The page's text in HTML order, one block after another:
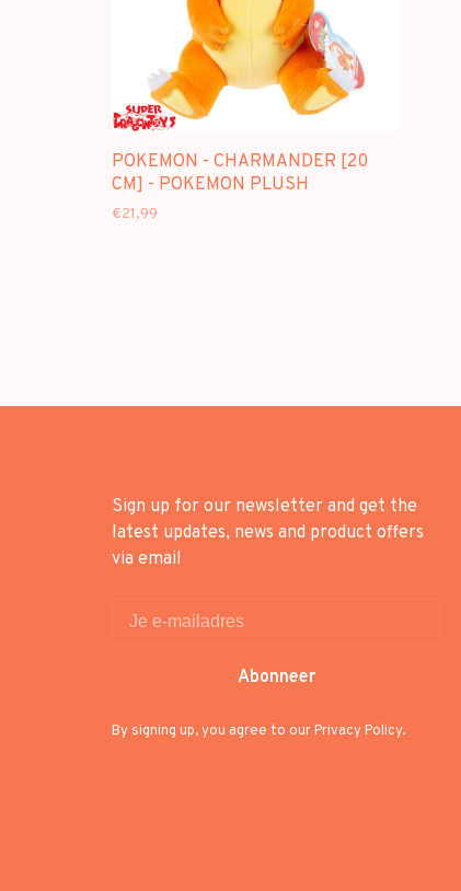
POKEMON - CHARMANDER [20
CM] - POKEMON PLUSH
€21,99
Sign up for our newsletter and get the
latest updates, news and product offers
via email
Abonneer
By signing up, you agree to our Privacy Policy.